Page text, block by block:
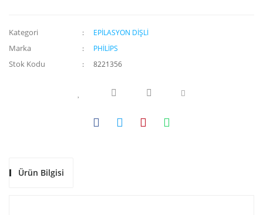
Kategori EPİLASYON DİŞLİ
Marka PHİLİPS
Stok Kodu 8221356
Ürün Bilgisi